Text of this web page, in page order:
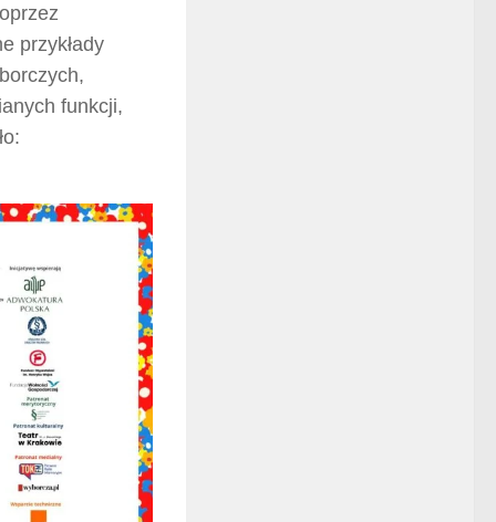
przykłady
funkcji,